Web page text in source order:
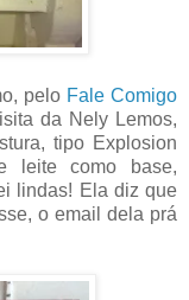
pelo Fale Comigo
da Nely Lemos,
tipo Explosion
leite como base,
lindas! Ela diz que
o email dela prá